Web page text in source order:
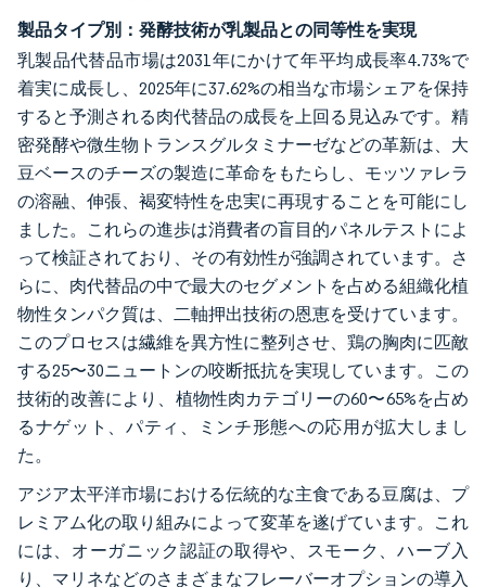
製品タイプ別：発酵技術が乳製品との同等性を実現
乳製品代替品市場は2031年にかけて年平均成長率4.73%で
着実に成長し、2025年に37.62%の相当な市場シェアを保持
すると予測される肉代替品の成長を上回る見込みです。精
密発酵や微生物トランスグルタミナーゼなどの革新は、大
豆ベースのチーズの製造に革命をもたらし、モッツァレラ
の溶融、伸張、褐変特性を忠実に再現することを可能にし
ました。これらの進歩は消費者の盲目的パネルテストによ
って検証されており、その有効性が強調されています。さ
らに、肉代替品の中で最大のセグメントを占める組織化植
物性タンパク質は、二軸押出技術の恩恵を受けています。
このプロセスは繊維を異方性に整列させ、鶏の胸肉に匹敵
する25〜30ニュートンの咬断抵抗を実現しています。この
技術的改善により、植物性肉カテゴリーの60〜65%を占め
るナゲット、パティ、ミンチ形態への応用が拡大しまし
た。
アジア太平洋市場における伝統的な主食である豆腐は、プ
レミアム化の取り組みによって変革を遂げています。これ
には、オーガニック認証の取得や、スモーク、ハーブ入
り、マリネなどのさまざまなフレーバーオプションの導入